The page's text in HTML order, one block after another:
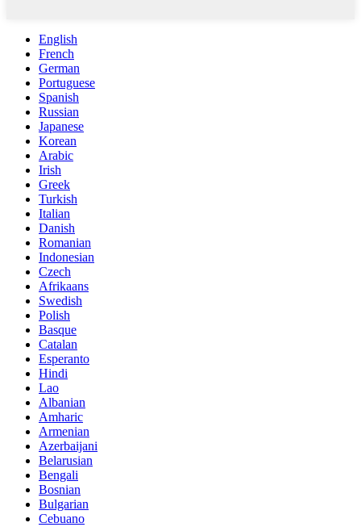
English
French
German
Portuguese
Spanish
Russian
Japanese
Korean
Arabic
Irish
Greek
Turkish
Italian
Danish
Romanian
Indonesian
Czech
Afrikaans
Swedish
Polish
Basque
Catalan
Esperanto
Hindi
Lao
Albanian
Amharic
Armenian
Azerbaijani
Belarusian
Bengali
Bosnian
Bulgarian
Cebuano